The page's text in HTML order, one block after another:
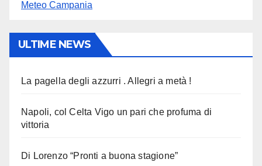
Meteo Campania
ULTIME NEWS
La pagella degli azzurri . Allegri a metà !
Napoli, col Celta Vigo un pari che profuma di
vittoria
Di Lorenzo “Pronti a buona stagione”